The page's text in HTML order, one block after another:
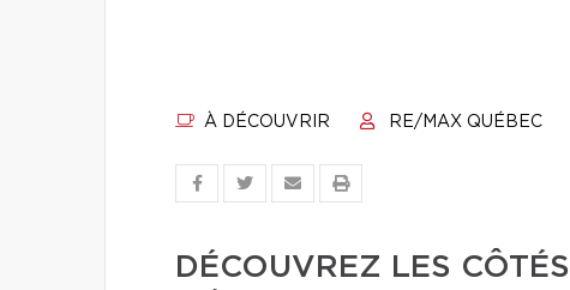
À DÉCOUVRIR RE/MAX QUÉBEC
DÉCOUVREZ LES